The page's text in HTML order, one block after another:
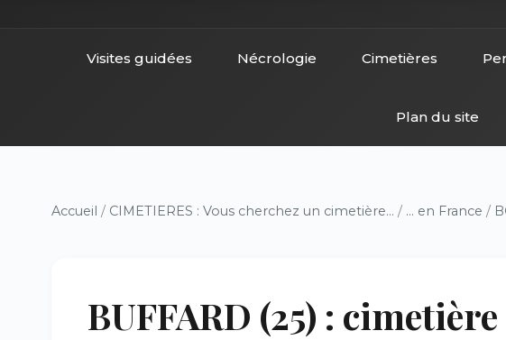
Visites guidées Nécrologie Cimetières
Plan du site
Accueil / CIMETIERES : Vous cherchez un cimetière... / ... en France /
BUFFARD (25) : cimetière